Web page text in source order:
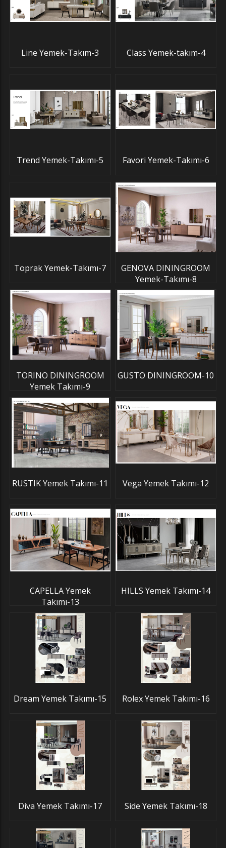
Line Yemek-Takım-3 Class Yemek-takım-4
Trend Yemek-Takımı-5 Favori Yemek-Takımı-6
Toprak Yemek-Takımı-7
GENOVA DININGROOM
Yemek-Takımı-8
TORINO DININGROOM
Yemek Takımı-9
GUSTO DININGROOM-10
RUSTIK Yemek Takımı-11 Vega Yemek Takımı-12
CAPELLA Yemek
Takımı-13
HILLS Yemek Takımı-14
Dream Yemek Takımı-15 Rolex Yemek Takımı-16
Diva Yemek Takımı-17 Side Yemek Takımı-18